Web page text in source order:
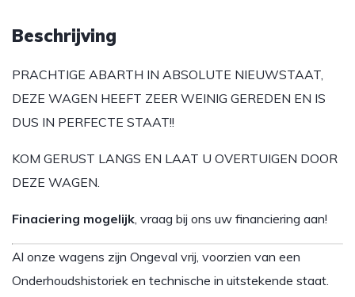
Beschrijving
PRACHTIGE ABARTH IN ABSOLUTE NIEUWSTAAT,
DEZE WAGEN HEEFT ZEER WEINIG GEREDEN EN IS
DUS IN PERFECTE STAAT!!
KOM GERUST LANGS EN LAAT U OVERTUIGEN DOOR
DEZE WAGEN.
Finaciering mogelijk, vraag bij ons uw financiering aan!
Al onze wagens zijn Ongeval vrij, voorzien van een
Onderhoudshistoriek en technische in uitstekende staat.